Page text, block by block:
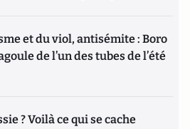
et du viol, antisémite : Boro
de l’un des tubes de l’été
? Voilà ce qui se cache